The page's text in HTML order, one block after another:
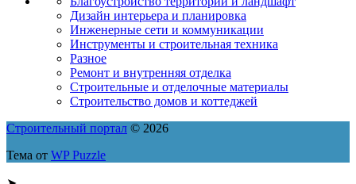
Дизайн интерьера и планировка
Инженерные сети и коммуникации
Инструменты и строительная техника
Разное
Ремонт и внутренняя отделка
Строительные и отделочные материалы
Строительство домов и коттеджей
Строительный портал © 2026
Тема от WP Puzzle